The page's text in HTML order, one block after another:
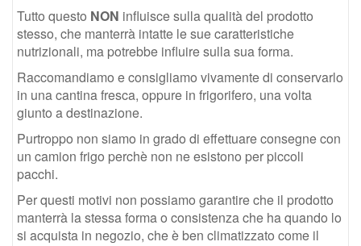
Tutto questo NON influisce sulla qualità del prodotto
stesso, che manterrà intatte le sue caratteristiche
nutrizionali, ma potrebbe influire sulla sua forma.
Raccomandiamo e consigliamo vivamente di conservarlo
in una cantina fresca, oppure in frigorifero, una volta
giunto a destinazione.
Purtroppo non siamo in grado di effettuare consegne con
un camion frigo perchè non ne esistono per piccoli
pacchi.
Per questi motivi non possiamo garantire che il prodotto
manterrà la stessa forma o consistenza che ha quando lo
si acquista in negozio, che è ben climatizzato come il